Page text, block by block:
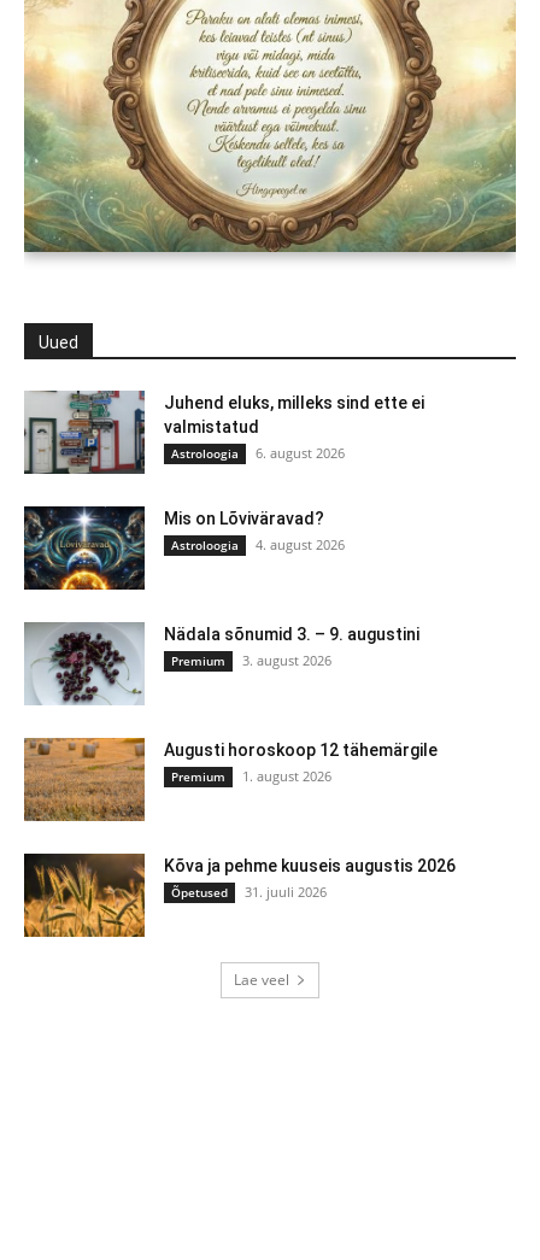
Uued
Juhend eluks, milleks sind ette ei
valmistatud
Astroloogia 6. august 2026
Mis on Lõviväravad?
Astroloogia 4. august 2026
Nädala sõnumid 3. – 9. augustini
Premium 3. august 2026
Augusti horoskoop 12 tähemärgile
Premium 1. august 2026
Kõva ja pehme kuuseis augustis 2026
Õpetused 31. juuli 2026
Lae veel